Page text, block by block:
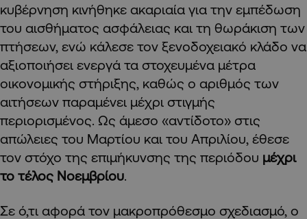
κυβέρνηση κινήθηκε ακαριαία για την εμπέδωση
του αισθήματος ασφάλειας και τη θωράκιση των
πτήσεων, ενώ κάλεσε τον ξενοδοχειακό κλάδο να
αξιοποιήσει ενεργά τα στοχευμένα μέτρα
οικονομικής στήριξης, καθώς ο αριθμός των
αιτήσεων παραμένει μέχρι στιγμής
περιορισμένος. Ως άμεσο «αντίδοτο» στις
απώλειες του Μαρτίου και του Απριλίου, έθεσε
τον στόχο της επιμήκυνσης της περιόδου μέχρι
το τέλος Νοεμβρίου.
Σε ό,τι αφορά τον μακροπρόθεσμο σχεδιασμό, ο